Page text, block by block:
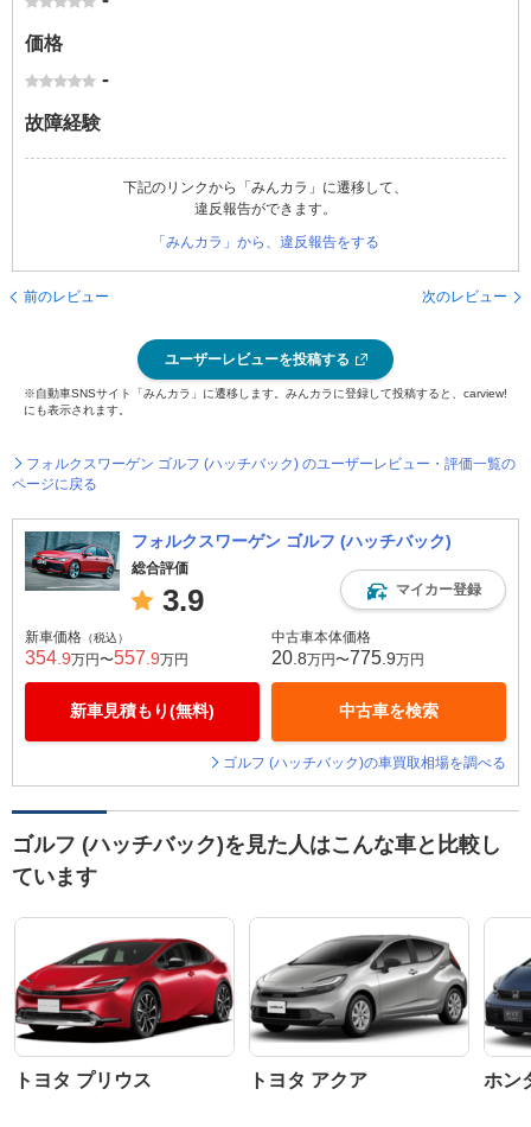
価格
-
故障経験
下記のリンクから「みんカラ」に遷移して、
違反報告ができます。
「みんカラ」から、違反報告をする
前のレビュー 次のレビュー
ユーザーレビューを投稿する
※自動車SNSサイト「みんカラ」に遷移します。みんカラに登録して投稿すると、carview!
にも表示されます。
フォルクスワーゲン ゴルフ (ハッチバック) のユーザーレビュー・評価一覧の
ページに戻る
フォルクスワーゲン ゴルフ (ハッチバック)
総合評価
3.9 マイカー登録
新車価格 （税込）
354 .9万円〜557 .9万円
新車見積もり(無料)
中古車本体価格
20 .8万円〜775 .9万円
中古車を検索
ゴルフ (ハッチバック)の車買取相場を調べる
ゴルフ (ハッチバック)を見た人はこんな車と比較し
ています
トヨタ プリウス トヨタ アクア ホン